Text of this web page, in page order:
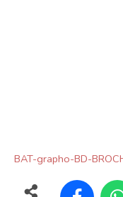
BAT-grapho-BD-